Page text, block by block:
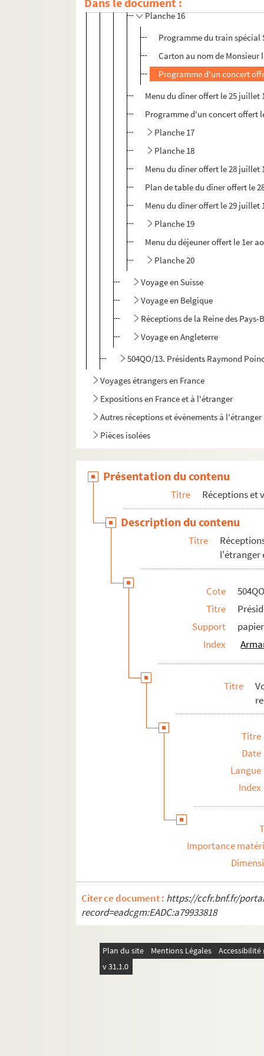
Planche 16
Programme du train spécial
Carton au nom de Monsieur
Programme d'un concert
Menu du dîner offert le 25 juillet
Programme d'un concert offert
Planche 17
Planche 18
Menu du dîner offert le 28 juillet
Plan de table du dîner offert le
Menu du dîner offert le 29 juillet
Planche 19
Menu du déjeuner offert le 1er
Planche 20
Voyage en Suisse
Voyage en Belgique
Réceptions de la Reine des
Voyage en Angleterre
504QO/13. Présidents Raymond
Voyages étrangers en France
Expositions en France et à l'étranger
Autres réceptions et évènements à l'étranger
Pièces isolées
Présentation du contenu
Titre Réceptions et
Description du contenu
Titre
l'étranger
Cote
Titre
Support
papier
Index
Titre
Titre
Date
Langue
Index
Importance
Citer ce document : https://ccfr.bnf.fr/
record=eadcgm:EADC:a79933818
Plan du site Mentions Légales
v 31.1.0